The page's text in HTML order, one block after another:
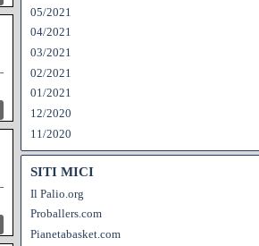
05/2021
04/2021
03/2021
02/2021
01/2021
12/2020
11/2020
SITI MICI
Il Palio.org
Proballers.com
Pianetabasket.com